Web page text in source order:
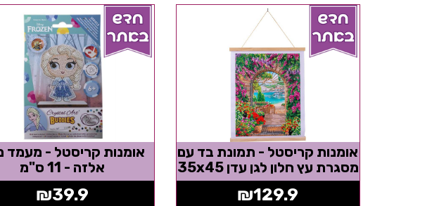
אומנות קריסטל - תמונת בד עם
מסגרת עץ חלון לגן עדן 35x45
₪129.9
אומנות קריסטל - מעמד
אלזה - 11 ס"מ
₪39.9